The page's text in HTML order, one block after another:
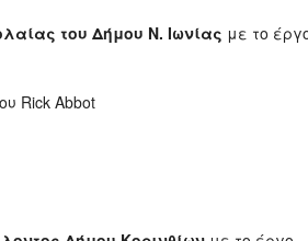
του Δήμου Ν. Ιωνίας με το
Rick Abbot